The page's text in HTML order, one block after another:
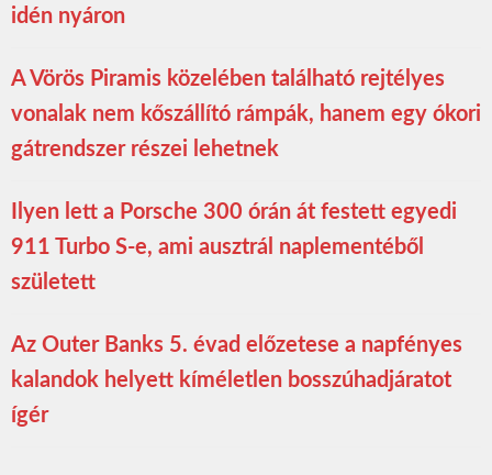
idén nyáron
A Vörös Piramis közelében található rejtélyes
vonalak nem kőszállító rámpák, hanem egy ókori
gátrendszer részei lehetnek
Ilyen lett a Porsche 300 órán át festett egyedi
911 Turbo S-e, ami ausztrál naplementéből
született
Az Outer Banks 5. évad előzetese a napfényes
kalandok helyett kíméletlen bosszúhadjáratot
ígér